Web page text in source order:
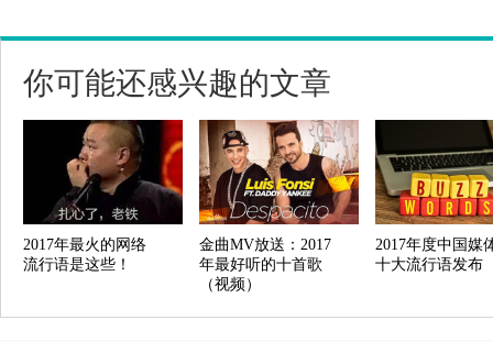
你可能还感兴趣的文章
2017年最火的网络
流行语是这些！
金曲MV放送：2017
年最好听的十首歌
（视频）
2017年度中国媒
十大流行语发布